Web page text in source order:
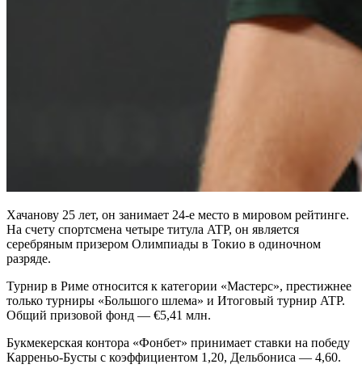
Хачанову 25 лет, он занимает 24-е место в мировом рейтинге.
На счету спортсмена четыре титула ATP, он является
серебряным призером Олимпиады в Токио в одиночном
разряде.
Турнир в Риме относится к категории «Мастерс», престижнее
только турниры «Большого шлема» и Итоговый турнир ATP.
Общий призовой фонд — €5,41 млн.
Букмекерская контора «Фонбет» принимает ставки на победу
Карреньо-Бусты с коэффициентом 1,20, Дельбониса — 4,60.